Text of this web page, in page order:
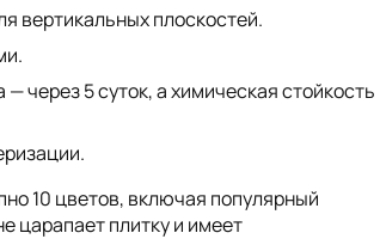
вертикальных плоскостей.
через 5 суток, а химическая стойкость
10 цветов, включая популярный
царапает плитку и имеет